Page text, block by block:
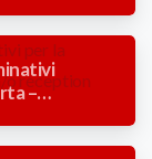
–